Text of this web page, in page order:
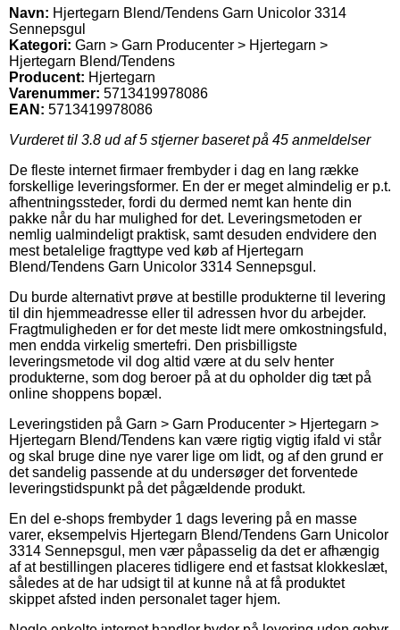
Navn: Hjertegarn Blend/Tendens Garn Unicolor 3314
Sennepsgul
Kategori: Garn > Garn Producenter > Hjertegarn >
Hjertegarn Blend/Tendens
Producent: Hjertegarn
Varenummer: 5713419978086
EAN: 5713419978086
Vurderet til 3.8 ud af 5 stjerner baseret på 45 anmeldelser
De fleste internet firmaer frembyder i dag en lang række
forskellige leveringsformer. En der er meget almindelig er p.t.
afhentningssteder, fordi du dermed nemt kan hente din
pakke når du har mulighed for det. Leveringsmetoden er
nemlig ualmindeligt praktisk, samt desuden endvidere den
mest betalelige fragttype ved køb af Hjertegarn
Blend/Tendens Garn Unicolor 3314 Sennepsgul.
Du burde alternativt prøve at bestille produkterne til levering
til din hjemmeadresse eller til adressen hvor du arbejder.
Fragtmuligheden er for det meste lidt mere omkostningsfuld,
men endda virkelig smertefri. Den prisbilligste
leveringsmetode vil dog altid være at du selv henter
produkterne, som dog beroer på at du opholder dig tæt på
online shoppens bopæl.
Leveringstiden på Garn > Garn Producenter > Hjertegarn >
Hjertegarn Blend/Tendens kan være rigtig vigtig ifald vi står
og skal bruge dine nye varer lige om lidt, og af den grund er
det sandelig passende at du undersøger det forventede
leveringstidspunkt på det pågældende produkt.
En del e-shops frembyder 1 dags levering på en masse
varer, eksempelvis Hjertegarn Blend/Tendens Garn Unicolor
3314 Sennepsgul, men vær påpasselig da det er afhængig
af at bestillingen placeres tidligere end et fastsat klokkeslæt,
således at de har udsigt til at kunne nå at få produktet
skippet afsted inden personalet tager hjem.